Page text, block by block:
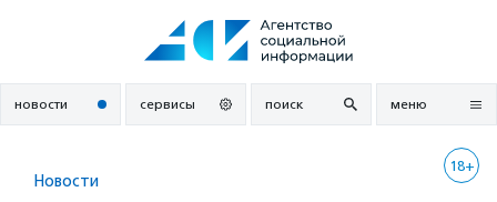
новости сервисы поиск меню
18+
Новости